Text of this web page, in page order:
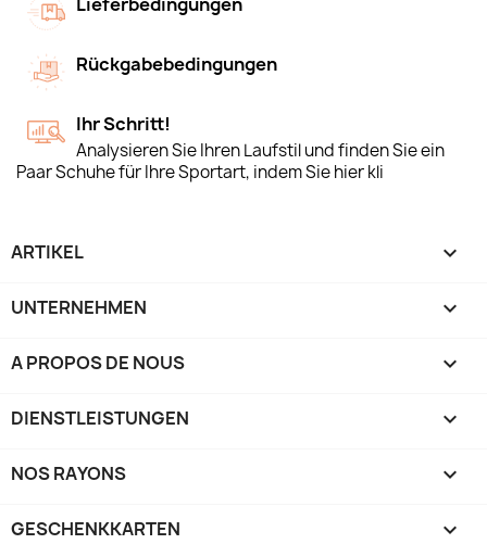
Rückgabebedingungen
Ihr Schritt!
Analysieren Sie Ihren Laufstil und finden Sie ein
Paar Schuhe für Ihre Sportart, indem Sie hier kli
ARTIKEL 
UNTERNEHMEN 
A PROPOS DE NOUS 
DIENSTLEISTUNGEN 
NOS RAYONS 
GESCHENKKARTEN 